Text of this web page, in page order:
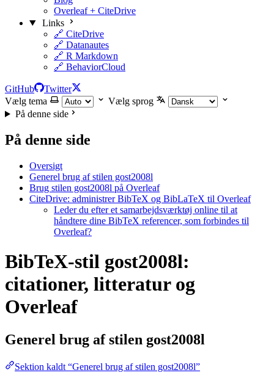
Overleaf + CiteDrive
Links
🔗 CiteDrive
🔗 Datanautes
🔗 R Markdown
🔗 BehaviorCloud
GitHub
Twitter
Vælg tema
Vælg sprog
På denne side
På denne side
Oversigt
Generel brug af stilen gost2008l
Brug stilen gost2008l på Overleaf
CiteDrive: administrer BibTeX og BibLaTeX til Overleaf
Leder du efter et samarbejdsværktøj online til at
håndtere dine BibTeX referencer, som forbindes til
Overleaf?
BibTeX-stil gost2008l:
citationer, litteratur og
Overleaf
Generel brug af stilen gost2008l
Sektion kaldt “Generel brug af stilen gost2008l”